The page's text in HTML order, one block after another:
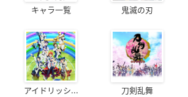
キャラ一覧 鬼滅の刃
アイドリッシ... 刀剣乱舞